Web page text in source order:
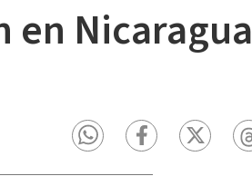
en Nicaragua